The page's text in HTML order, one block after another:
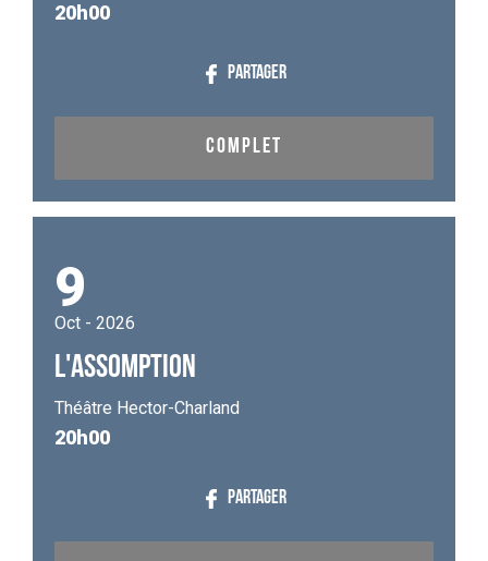
20h00
PARTAGER
COMPLET
9
Oct - 2026
L'ASSOMPTION
Théâtre Hector-Charland
20h00
PARTAGER